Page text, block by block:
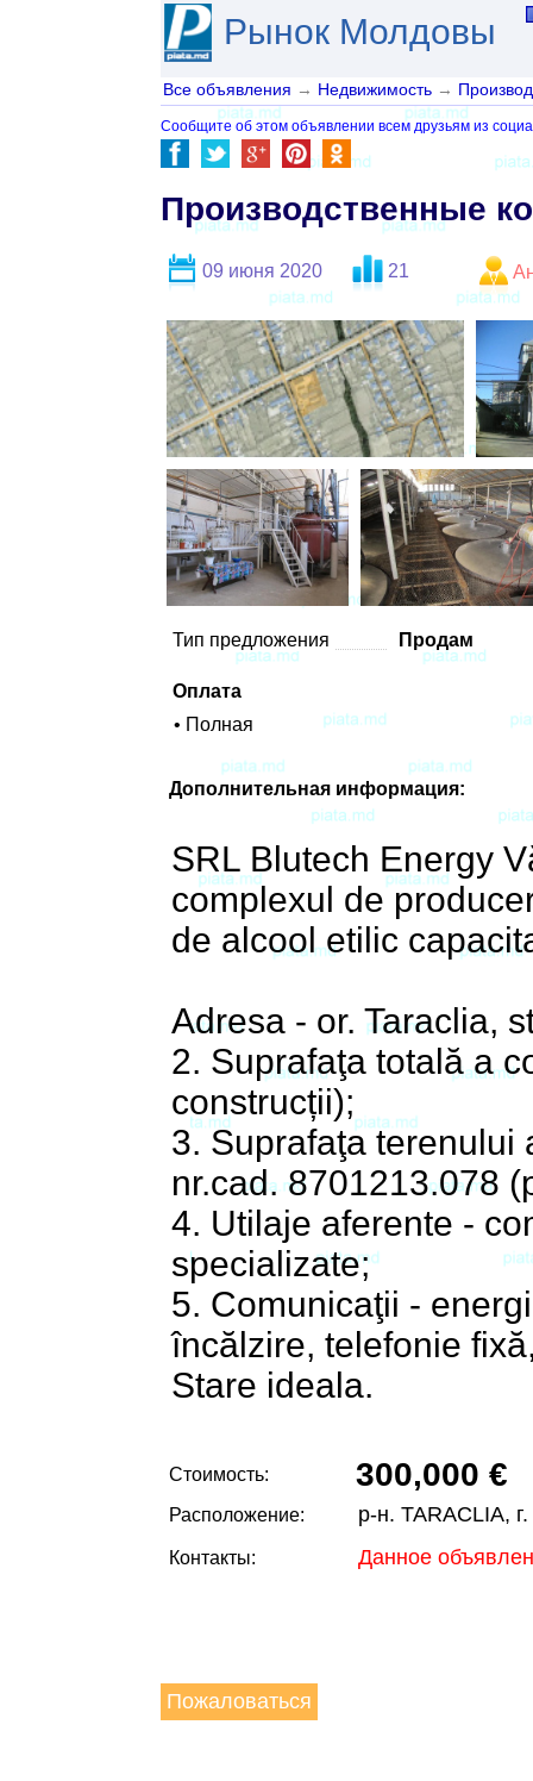
Рынок Молдовы
Все объявления → Недвижимость →
Сообщите об этом объявлении всем друзьям из
Производственные
09 июня 2020 21
Тип предложения Продам
Оплата
• Полная
Дополнительная информация:
SRL Blutech Energy
complexul de
de alcool etilic
Adresa - or. Taraclia,
2. Suprafaţa totală a
construcții);
3. Suprafaţa terenului
nr.cad. 8701213.078
4. Utilaje aferente -
specializate;
5. Comunicaţii -
încălzire, telefonie
Stare ideala.
Стоимость: 300,000 €
Расположение: р-н. TARACLIA,
Контакты: Данное
Пожаловаться